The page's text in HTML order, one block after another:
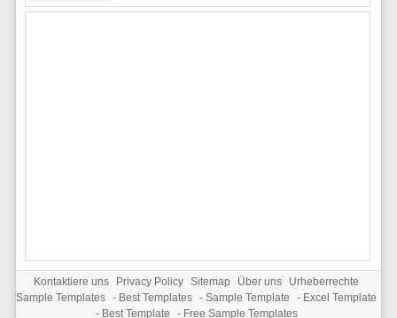
Kontaktiere uns Privacy Policy Sitemap Über uns
Urheberrechte
Sample Templates - Best Templates - Sample Template - Excel Template
- Best Template - Free Sample Templates